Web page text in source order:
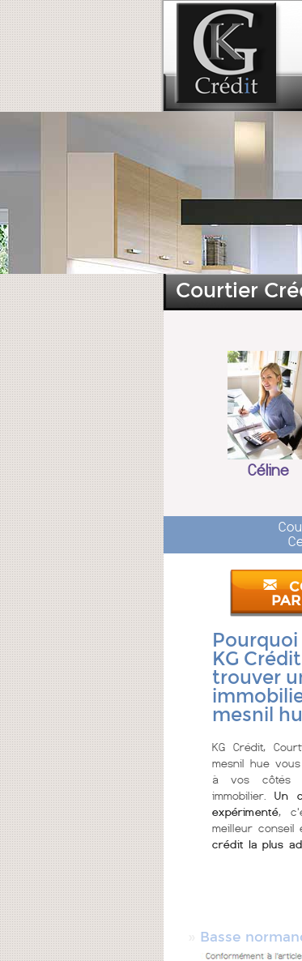
Courtier
Céline
KG
trouver
mesnil
KG Crédit,
mesnil hue
à vos côtés
immobilier.Un
expérimenté,
meilleur conseil
crédit la plus
Basse